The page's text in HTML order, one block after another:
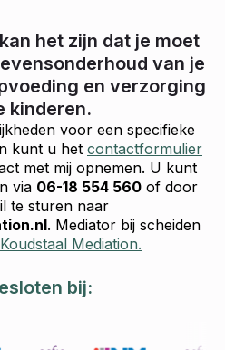
het zijn dat je moet
van je
en verzorging
kinderen.
voor een specifieke
kunt u het contactformulier
met mij opnemen. U kunt
via 06-18 554 560 of door
te sturen naar
. Mediator bij scheiden
Koudstaal Mediation.
bij: